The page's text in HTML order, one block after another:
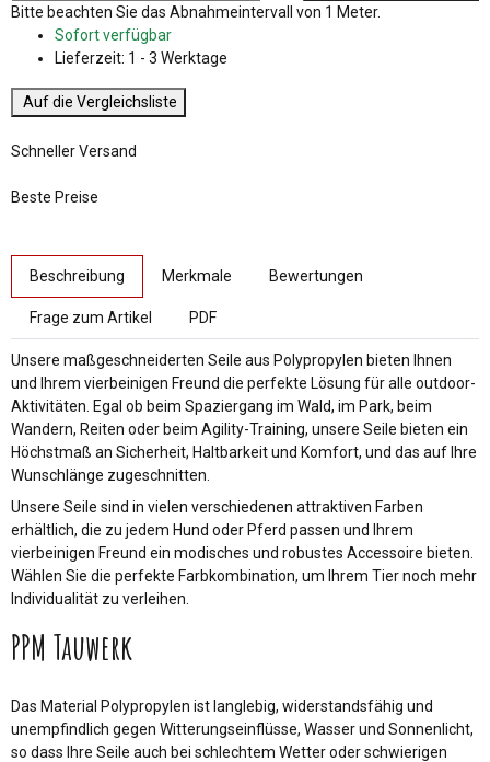
xBitte beachten Sie das Abnahmeintervall von 1 Meter.
Sofort verfügbar
Lieferzeit: 1 - 3 Werktage
Auf die Vergleichsliste
Schneller Versand
Beste Preise
Beschreibung Merkmale Bewertungen
Frage zum Artikel PDF
Unsere maßgeschneiderten Seile aus Polypropylen bieten Ihnen
und Ihrem vierbeinigen Freund die perfekte Lösung für alle outdoor-
Aktivitäten. Egal ob beim Spaziergang im Wald, im Park, beim
Wandern, Reiten oder beim Agility-Training, unsere Seile bieten ein
Höchstmaß an Sicherheit, Haltbarkeit und Komfort, und das auf Ihre
Wunschlänge zugeschnitten.
Unsere Seile sind in vielen verschiedenen attraktiven Farben
erhältlich, die zu jedem Hund oder Pferd passen und Ihrem
vierbeinigen Freund ein modisches und robustes Accessoire bieten.
Wählen Sie die perfekte Farbkombination, um Ihrem Tier noch mehr
Individualität zu verleihen.
PPM Tauwerk
Das Material Polypropylen ist langlebig, widerstandsfähig und
unempfindlich gegen Witterungseinflüsse, Wasser und Sonnenlicht,
so dass Ihre Seile auch bei schlechtem Wetter oder schwierigen